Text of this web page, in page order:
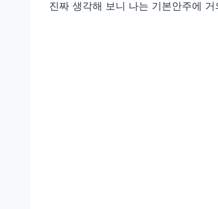
진짜 생각해 보니 나는 기본안주에